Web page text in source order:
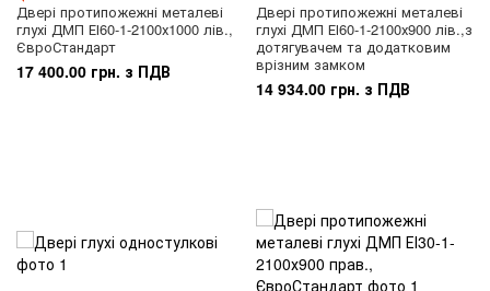
Двері протипожежні металеві
глухі ДМП ЕІ60-1-2100х1000 лів.,
ЄвроСтандарт
17 400.00 грн. з ПДВ
Двері протипожежні металеві
глухі ДМП ЕІ60-1-2100х900 лів.,з
дотягувачем та додатковим
врізним замком
14 934.00 грн. з ПДВ